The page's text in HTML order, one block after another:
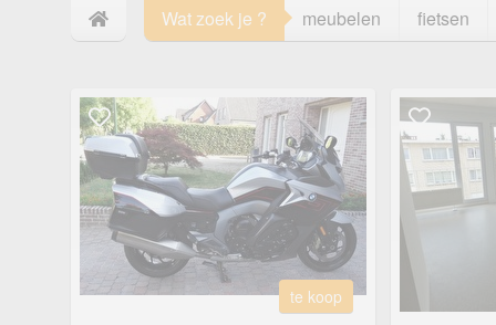
Wat zoek je ? meubelen fietsen
te koop